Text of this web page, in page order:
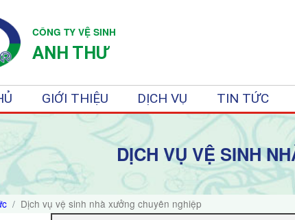
CÔNG TY VỆ SINH
ANH THƯ
GIỚI THIỆU DỊCH VỤ TIN TỨC
DỊCH VỤ VỆ SINH
Dịch vụ vệ sinh nhà xưởng chuyên nghiệp